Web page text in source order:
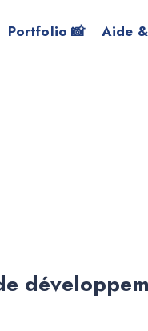
Portfolio 📸 Aide